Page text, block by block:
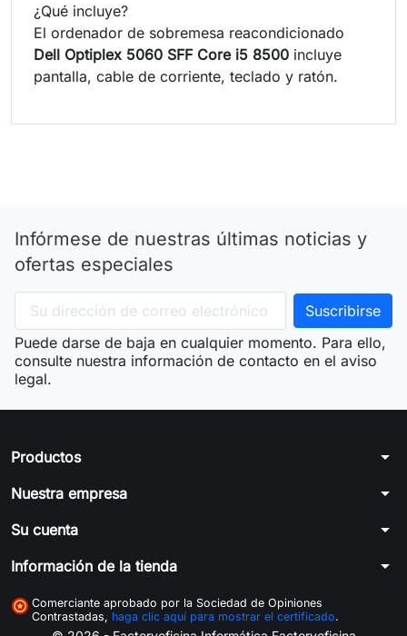
¿Qué incluye?
El ordenador de sobremesa reacondicionado
Dell Optiplex 5060 SFF Core i5 8500 incluye
pantalla, cable de corriente, teclado y ratón.
Infórmese de nuestras últimas noticias y
ofertas especiales
Puede darse de baja en cualquier momento. Para ello,
consulte nuestra información de contacto en el aviso
legal.
Productos arrow_drop_down
Nuestra empresa arrow_drop_down
Su cuenta arrow_drop_down
Información de la tienda arrow_drop_down
Comerciante aprobado por la Sociedad de Opiniones
Contrastadas, haga clic aquí para mostrar el certificado.